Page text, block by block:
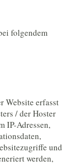
folgendem
Website erfasst
/ der Hoster
IP-Adressen,
und
werden,